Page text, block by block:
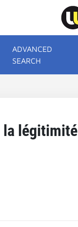
ADVANCED
SEARCH
la légitimité